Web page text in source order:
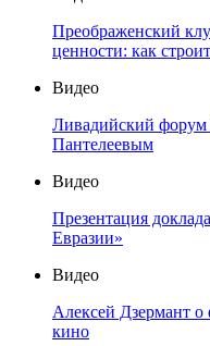
Преображенский
ценности: как
Видео
Ливадийский форум
Пантелеевым
Видео
Презентация
Евразии»
Видео
Алексей Дзермант
кино